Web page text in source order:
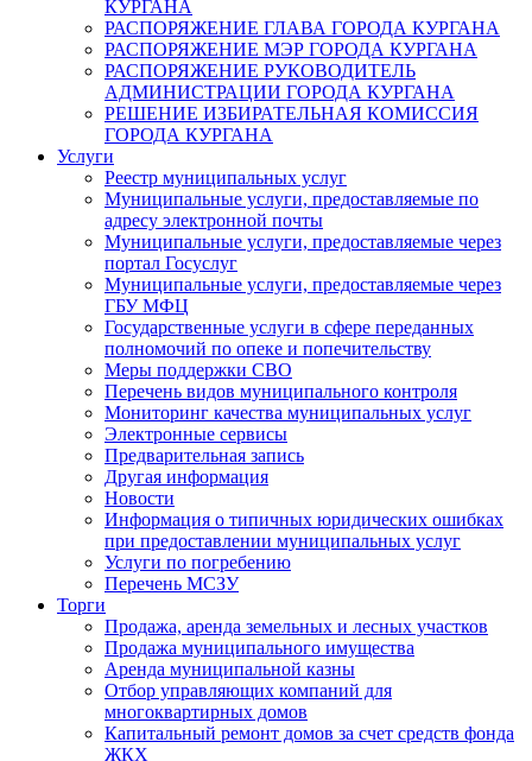
КУРГАНА
РАСПОРЯЖЕНИЕ ГЛАВА ГОРОДА КУРГАНА
РАСПОРЯЖЕНИЕ МЭР ГОРОДА КУРГАНА
РАСПОРЯЖЕНИЕ РУКОВОДИТЕЛЬ
АДМИНИСТРАЦИИ ГОРОДА КУРГАНА
РЕШЕНИЕ ИЗБИРАТЕЛЬНАЯ КОМИССИЯ
ГОРОДА КУРГАНА
Услуги
Реестр муниципальных услуг
Муниципальные услуги, предоставляемые по
адресу электронной почты
Муниципальные услуги, предоставляемые через
портал Госуслуг
Муниципальные услуги, предоставляемые через
ГБУ МФЦ
Государственные услуги в сфере переданных
полномочий по опеке и попечительству
Меры поддержки СВО
Перечень видов муниципального контроля
Мониторинг качества муниципальных услуг
Электронные сервисы
Предварительная запись
Другая информация
Новости
Информация о типичных юридических ошибках
при предоставлении муниципальных услуг
Услуги по погребению
Перечень МСЗУ
Торги
Продажа, аренда земельных и лесных участков
Продажа муниципального имущества
Аренда муниципальной казны
Отбор управляющих компаний для
многоквартирных домов
Капитальный ремонт домов за счет средств фонда
ЖКХ